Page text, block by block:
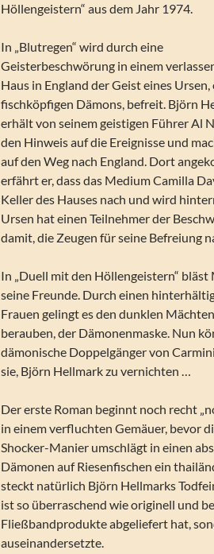
Höllengeistern“ aus dem Jahr 1974.
In „Blutregen“ wird durch eine
Geisterbeschwörung in einem
Haus in England der Geist eines Ursen,
fischköpfigen Dämons, befreit. Björn
erhält von seinem geistigen Führer Al
den Hinweis auf die Ereignisse und
auf den Weg nach England. Dort
erfährt er, dass das Medium Camilla
Keller des Hauses nach und wird
Ursen hat einen Teilnehmer der
damit, die Zeugen für seine Befreiung
In „Duell mit den Höllengeistern“
seine Freunde. Durch einen
Frauen gelingt es den dunklen
berauben, der Dämonenmaske. Nun
dämonische Doppelgänger von
sie, Björn Hellmark zu vernichten …
Der erste Roman beginnt noch recht
in einem verfluchten Gemäuer, bevor
Shocker-Manier umschlägt in einen
Dämonen auf Riesenfischen ein
steckt natürlich Björn Hellmarks
ist so überraschend wie originell und
Fließbandprodukte abgeliefert hat,
auseinandersetzte.